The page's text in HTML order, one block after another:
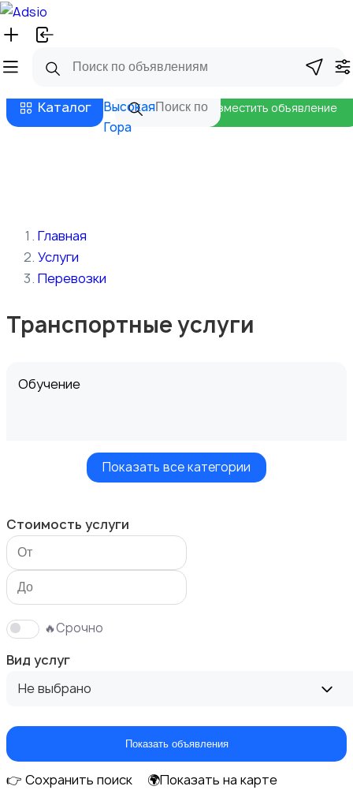
Русский
Бизнес тарифы
Каталог
Высокая
Гора
Разместить объявление
Главная
Услуги
Перевозки
Транспортные услуги
Обучение
Перевозки1
Показать все категории
Стоимость услуги
🔥Срочно
Вид услуг
Не выбрано
Показать объявления
👉 Сохранить поиск
🌍Показать на карте